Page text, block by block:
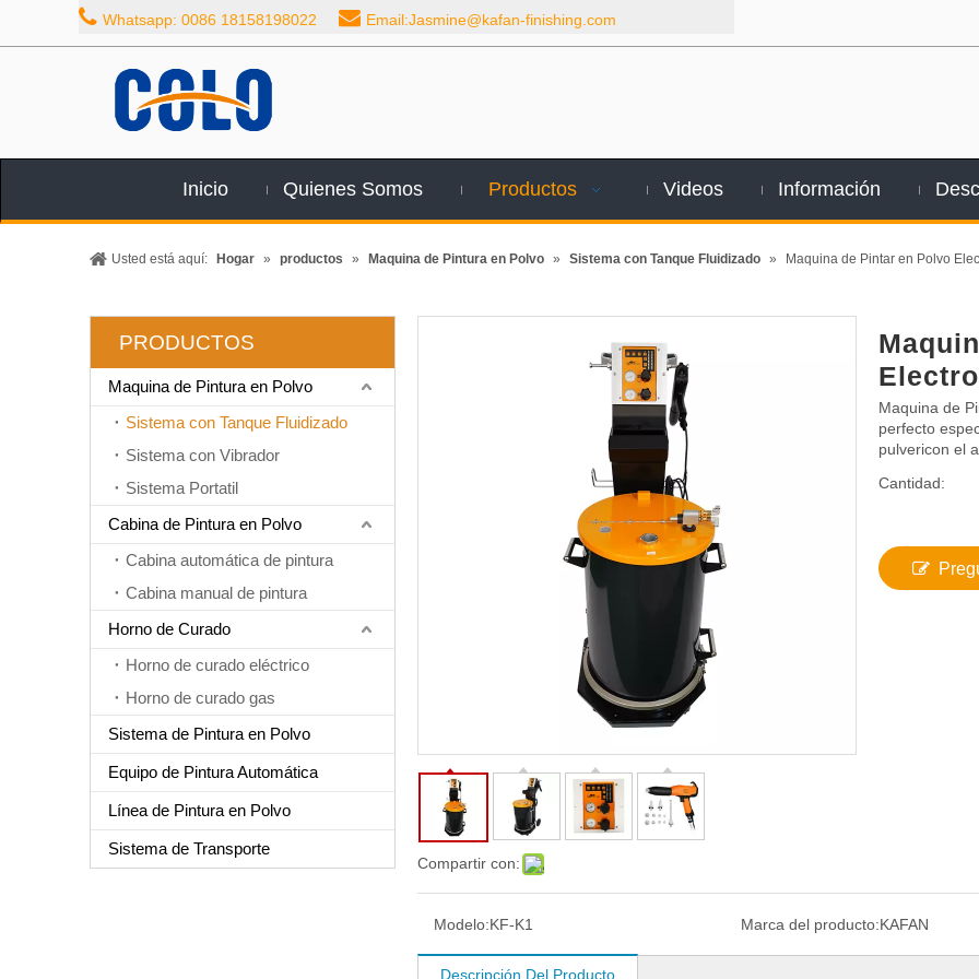
 Whatsapp: 0086 18158198022  Email:Jasmine@kafan-finishing.com
Inicio Quienes Somos Productos Videos Información
Usted está aquí: Hogar » productos » Maquina de Pintura en Polvo » Sistema con Tanque Fluidizado » Maquina de Pintar en Polvo
PRODUCTOS
Maquina de Pintura en Polvo
Sistema con Tanque Fluidizado
Sistema con Vibrador
Sistema Portatil
Cabina de Pintura en Polvo
Cabina automática de pintura
Cabina manual de pintura
Horno de Curado
Horno de curado eléctrico
Horno de curado gas
Sistema de Pintura en Polvo
Equipo de Pintura Automática
Línea de Pintura en Polvo
Sistema de Transporte
Compartir con:
Maquina de
perfecto
pulvericon el
Cantidad:
Modelo:KF-K1 Marca del producto:KAFAN
Descripción Del Producto